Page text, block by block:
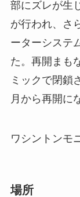
部にズレが生
が行われ、さ
ーターシステ
た。再開まも
ミックで閉鎖
月から再開に
ワシントンモ
場所